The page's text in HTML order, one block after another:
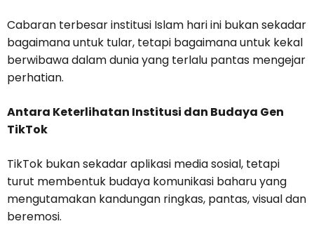
Cabaran terbesar institusi Islam hari ini bukan sekadar
bagaimana untuk tular, tetapi bagaimana untuk kekal
berwibawa dalam dunia yang terlalu pantas mengejar
perhatian.
Antara Keterlihatan Institusi dan Budaya Gen
TikTok
TikTok bukan sekadar aplikasi media sosial, tetapi
turut membentuk budaya komunikasi baharu yang
mengutamakan kandungan ringkas, pantas, visual dan
beremosi.